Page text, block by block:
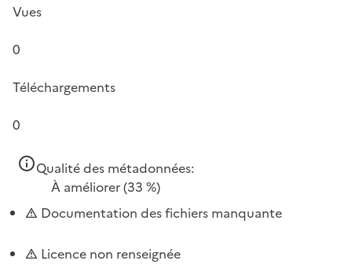
Vues
0
Téléchargements
0
Qualité des métadonnées:
À améliorer(33 %)
Documentation des fichiers manquante
Licence non renseignée